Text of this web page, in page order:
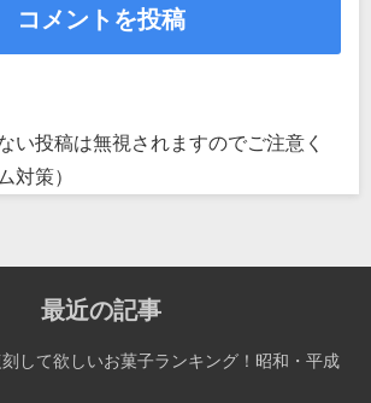
い投稿は無視されますのでご注意く
対策）
最近の記事
刻して欲しいお菓子ランキング！昭和・平成